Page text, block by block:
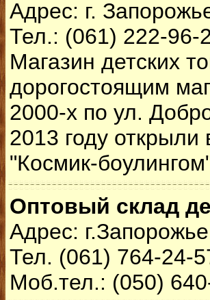
Адрес: г.
Тел.: (061) 222-96-
Магазин детских
дорогостоящим
2000-х по ул.
2013 году
"Космик-
Оптовый склад
Адрес: г.Запорожье
Тел. (061) 764-24-
Моб.тел.: (050)